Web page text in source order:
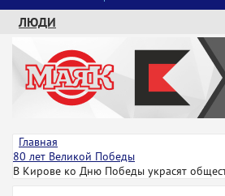
ЛЮДИ
КРУЖКИ И СЕКЦИИ
ЗАВОДУ "МАЯК" 85 ЛЕТ
ЭКОЛОГИЯ
Главная
80 лет Великой Победы
В Кирове ко Дню Победы украсят